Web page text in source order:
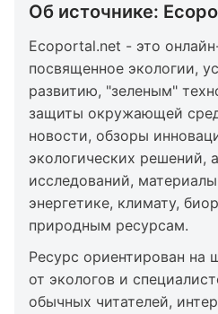
Об источнике:
Ecoportal.net - это
посвященное экологии,
развитию, "зеленым"
защиты окружающей
новости, обзоры
экологических решений,
исследований,
энергетике, климату,
природным ресурсам.
Ресурс ориентирован
от экологов и
обычных читателей,